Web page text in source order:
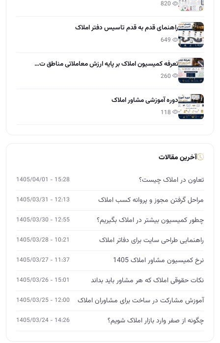
راهنمای قدم به قدم تاسیس دفتر املاک
تعرفه کمیسیون املاک بر پایه ارزش معاملاتی مناطق ت…
دوره آموزشی مشاور املاک
آخرین مقالات
تعاون در املاک چیست؟ 15:28 - 1405/04/01
مراحل گرفتن مجوز و پروانه کسب املاک 12:13 - 1405/03/31
چطور کمیسیون بیشتر در املاک بگیریم؟ 12:55 - 1405/03/30
راهنمایی طراحی سایت برای دفاتر املاک 10:21 - 1405/03/28
نرخ کمیسیون مشاور املاک 1405 11:37 - 1405/03/27
نکات حقوقی املاک که هر مشاور باید بداند 15:01 - 1405/03/26
آموزش مشارکت در ساخت برای مشاوران املاک 12:00 - 1405/03/25
چگونه از صفر وارد بازار املاک شویم؟ 14:26 - 1405/03/24